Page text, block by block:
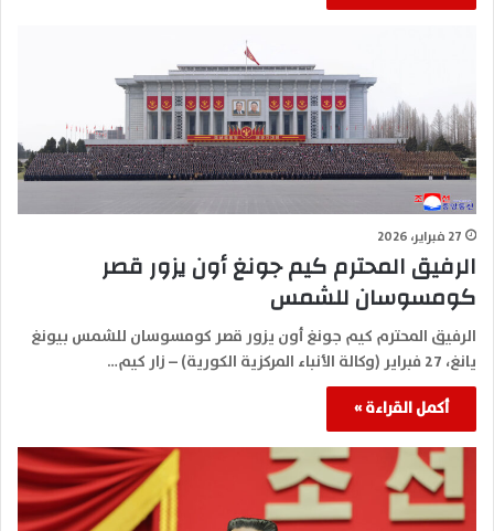
27 فبراير، 2026
الرفيق المحترم كيم جونغ أون يزور قصر
كومسوسان للشمس
الرفيق المحترم كيم جونغ أون يزور قصر كومسوسان للشمس بيونغ
يانغ، 27 فبراير (وكالة الأنباء المركزية الكورية) – زار كيم…
أكمل القراءة »